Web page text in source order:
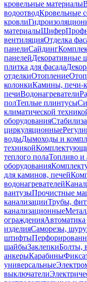
кровельные материалы
водоотводКровельные
кровли
материалыШифер
вентиляцияОтделка
панелиСайдинг
панелейДекоративные
плитка для фасада
отделкиОтопление
колонкиКамины, печи-
печиВодонагреватели
полТеплые плинтусы
климатической
оборудования
циркуляционные
водыДымоходы и
техникой
теплого полаТопливо и
оборудования
для каминов, печей
водонагревателей
вантузыПрочистные
канализацииТрубы,
канализационные
огражденияАвтоматика
изделияСаморезы,
штифты
шайбыЗаклепкиБолты,
анкерыКарабины
универсальные
выключатели